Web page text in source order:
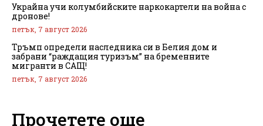
Украйна учи колумбийските наркокартели на война с
дронове!
петък, 7 август 2026
Тръмп определи наследника си в Белия дом и
забрани “раждащия туризъм” на бременните
мигранти в САЩ!
петък, 7 август 2026
Прочетете още